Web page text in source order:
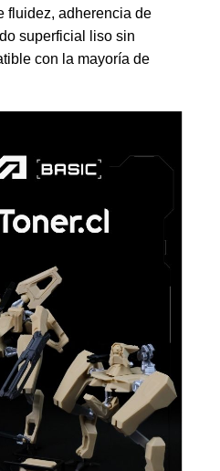
fluidez, adherencia de
superficial liso sin
con la mayoría de